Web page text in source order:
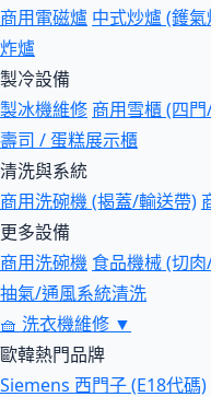
商用電磁爐 中式炒爐 (鑊氣
炸爐
製冷設備
製冰機維修 商用雪櫃 (四
壽司 / 蛋糕展示櫃
清洗與系統
商用洗碗機 (揭蓋/輸送帶)
更多設備
商用洗碗機 食品機械 (切
抽氣/通風系統清洗
🧺 洗衣機維修 ▼
歐韓熱門品牌
Siemens 西門子 (E18代碼)